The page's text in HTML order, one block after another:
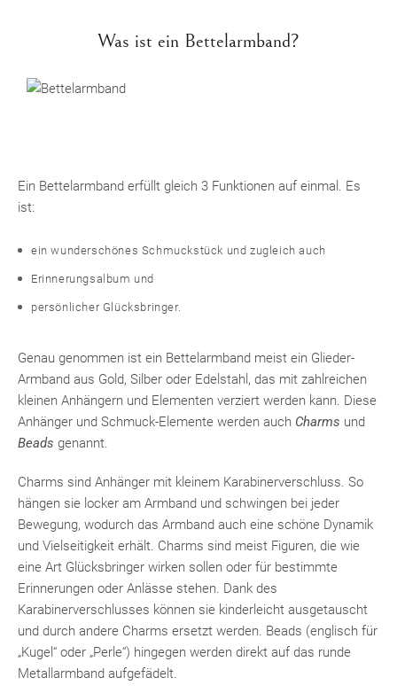
Was ist ein Bettelarmband?
Ein Bettelarmband erfüllt gleich 3 Funktionen auf einmal. Es
ist:
ein wunderschönes Schmuckstück und zugleich auch
Erinnerungsalbum und
persönlicher Glücksbringer.
Genau genommen ist ein Bettelarmband meist ein Glieder-
Armband aus Gold, Silber oder Edelstahl, das mit zahlreichen
kleinen Anhängern und Elementen verziert werden kann. Diese
Anhänger und Schmuck-Elemente werden auch Charms und
Beads genannt.
Charms sind Anhänger mit kleinem Karabinerverschluss. So
hängen sie locker am Armband und schwingen bei jeder
Bewegung, wodurch das Armband auch eine schöne Dynamik
und Vielseitigkeit erhält. Charms sind meist Figuren, die wie
eine Art Glücksbringer wirken sollen oder für bestimmte
Erinnerungen oder Anlässe stehen. Dank des
Karabinerverschlusses können sie kinderleicht ausgetauscht
und durch andere Charms ersetzt werden. Beads (englisch für
„Kugel“ oder „Perle“) hingegen werden direkt auf das runde
Metallarmband aufgefädelt.